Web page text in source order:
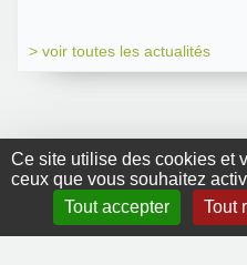
Ce site utilise des cookies et
ceux que vous souhaitez
Tout accepter
Tout
> voir toutes les actualités
2010 |RSS|Plan du site